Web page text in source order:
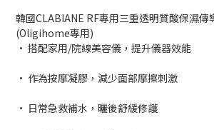
韓國CLABIANE RF專用三重透明質酸保濕
(Oligihome專用)
• 搭配家用/院線美容儀，提升儀器效能
• 作為按摩凝膠，減少面部摩擦刺激
• 日常急救補水，曬後舒緩修護